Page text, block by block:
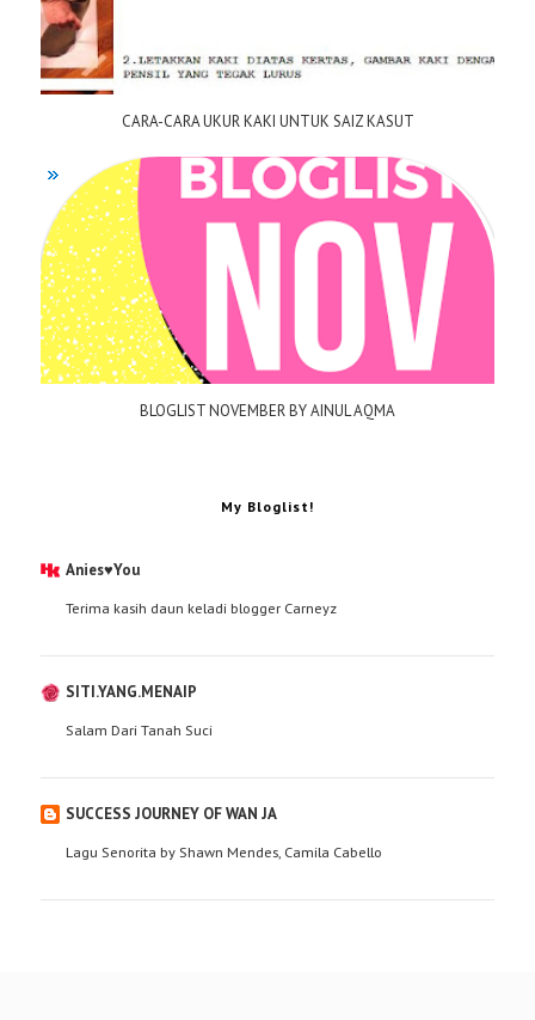
CARA-CARA UKUR KAKI UNTUK SAIZ KASUT
BLOGLIST NOVEMBER BY AINUL AQMA
My Bloglist!
Anies♥You
Terima kasih daun keladi blogger Carneyz
SITI.YANG.MENAIP
Salam Dari Tanah Suci
SUCCESS JOURNEY OF WAN JA
Lagu Senorita by Shawn Mendes, Camila Cabello